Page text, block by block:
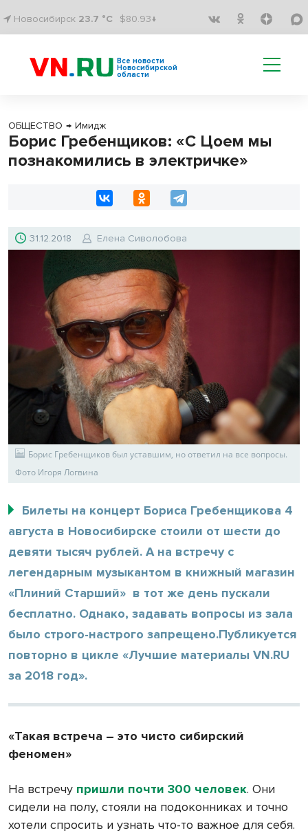
Новосибирск 23.7 °C $80.93↓
Все новости
Новосибирской
области
ОБЩЕСТВО → Имидж
Борис Гребенщиков: «С Цоем мы
познакомились в электричке»
31.12.2018 Елена Сиволобова
Борис Гребенщиков был уставшим, но ответил на все вопросы.
Фото Игоря Логвина
Билеты на концерт Бориса Гребенщикова 4
августа в Новосибирске стоили от шести до
девяти тысяч рублей. А на встречу с
легендарным музыкантом в книжный магазин
«Плиний Старший» в тот же день пускали
бесплатно. Однако, задавать вопросы из зала
было строго-настрого запрещено.Публикуется
повторно в цикле «Лучшие материалы VN.RU
за 2018 год».
«Такая встреча – это чисто сибирский
феномен»
На встречу пришли почти 300 человек. Они
сидели на полу, стояли на подоконниках и точно
хотели спросить и узнать что-то важное для себя.